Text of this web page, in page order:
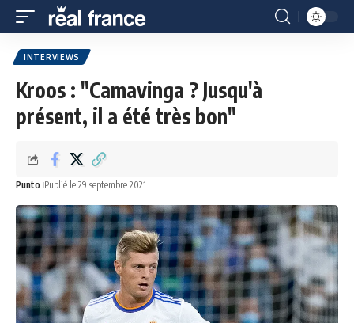
INTERVIEWS
Kroos : "Camavinga ? Jusqu'à
présent, il a été très bon"
Punto Publié le 29 septembre 2021